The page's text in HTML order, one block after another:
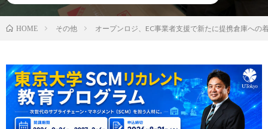
HOME その他 オープンロジ、EC事業者支援で新たに提携倉庫への